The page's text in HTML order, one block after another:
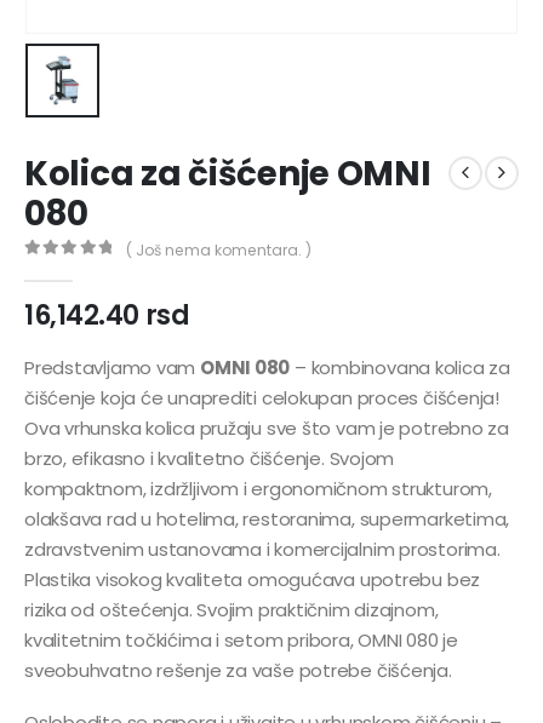
Kolica za čišćenje OMNI
080
( Još nema komentara. )
16,142.40 rsd
Predstavljamo vam OMNI 080 – kombinovana kolica za
čišćenje koja će unaprediti celokupan proces čišćenja!
Ova vrhunska kolica pružaju sve što vam je potrebno za
brzo, efikasno i kvalitetno čišćenje. Svojom
kompaktnom, izdržljivom i ergonomičnom strukturom,
olakšava rad u hotelima, restoranima, supermarketima,
zdravstvenim ustanovama i komercijalnim prostorima.
Plastika visokog kvaliteta omogućava upotrebu bez
rizika od oštećenja. Svojim praktičnim dizajnom,
kvalitetnim točkićima i setom pribora, OMNI 080 je
sveobuhvatno rešenje za vaše potrebe čišćenja.